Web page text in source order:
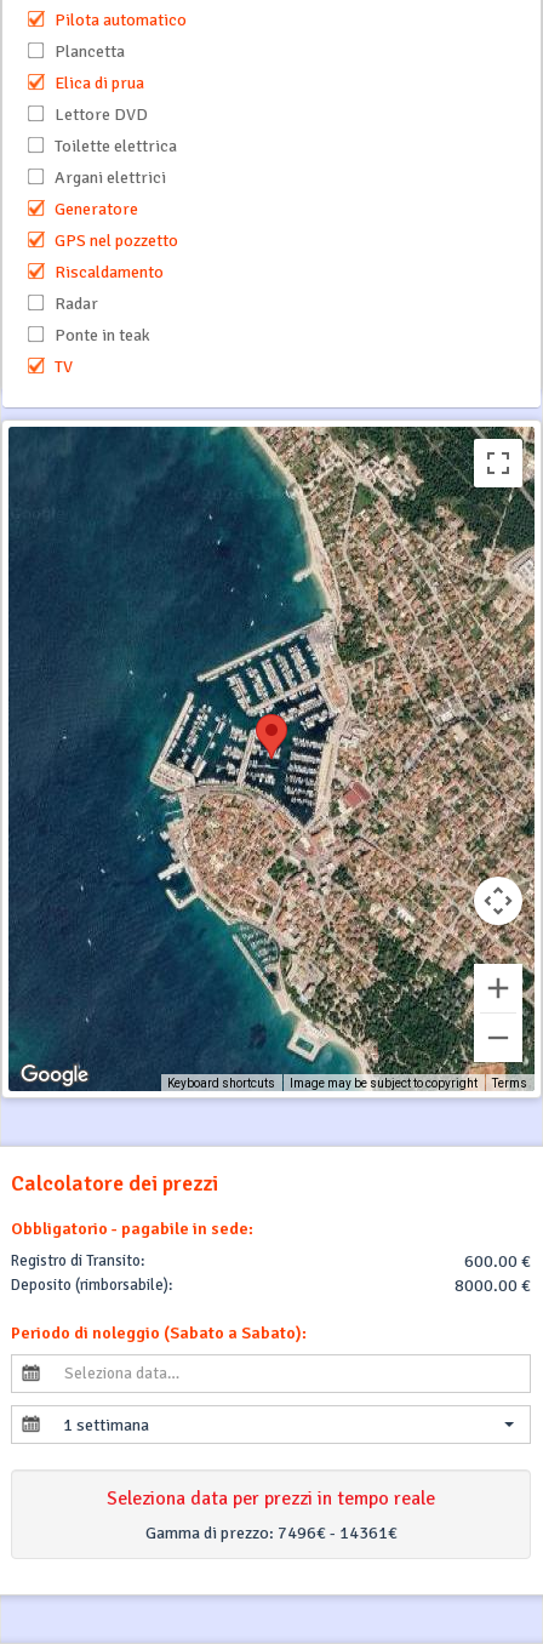
Pilota automatico
Plancetta
Elica di prua
Lettore DVD
Toilette elettrica
Argani elettrici
Generatore
GPS nel pozzetto
Riscaldamento
Radar
Ponte in teak
TV
Keyboard shortcuts Image may be subject to copyright Terms
Calcolatore dei prezzi
Obbligatorio - pagabile in sede:
Registro di Transito: 600.00 €
Deposito (rimborsabile): 8000.00 €
Periodo di noleggio (Sabato a Sabato):
1 settimana
Seleziona data per prezzi in tempo reale
Gamma di prezzo: 7496€ - 14361€